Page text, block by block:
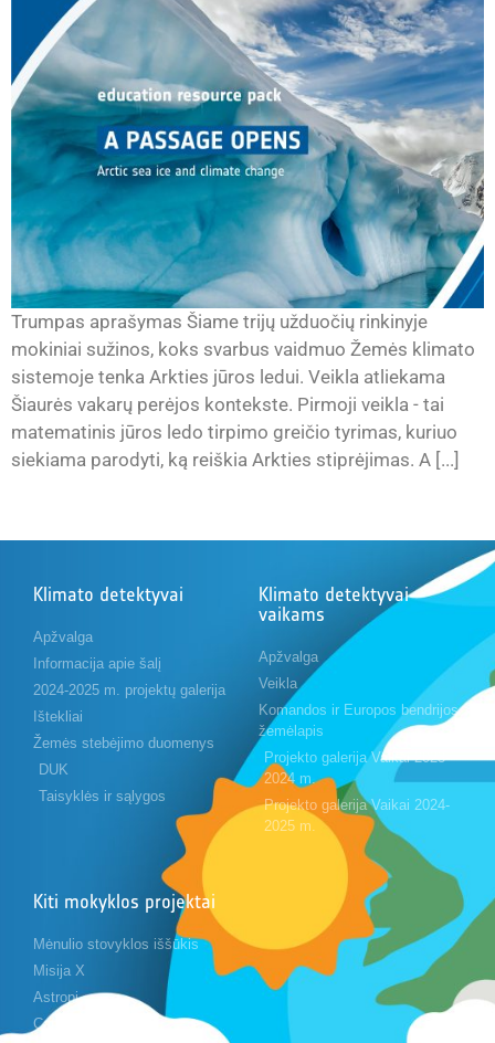
Trumpas aprašymas Šiame trijų užduočių rinkinyje
mokiniai sužinos, koks svarbus vaidmuo Žemės klimato
sistemoje tenka Arkties jūros ledui. Veikla atliekama
Šiaurės vakarų perėjos kontekste. Pirmoji veikla - tai
matematinis jūros ledo tirpimo greičio tyrimas, kuriuo
siekiama parodyti, ką reiškia Arkties stiprėjimas. A [...]
Klimato detektyvai
Apžvalga
Informacija apie šalį
2024-2025 m. projektų galerija
Ištekliai
Žemės stebėjimo duomenys
DUK
Taisyklės ir sąlygos
Klimato detektyvai
vaikams
Apžvalga
Veikla
Komandos ir Europos bendrijos
žemėlapis
Projekto galerija Vaikai 2023-
2024 m.
Projekto galerija Vaikai 2024-
2025 m.
Kiti mokyklos projektai
Mėnulio stovyklos iššūkis
Misija X
Astropi
Cansat